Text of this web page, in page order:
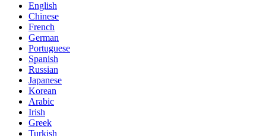
English
Chinese
French
German
Portuguese
Spanish
Russian
Japanese
Korean
Arabic
Irish
Greek
Turkish